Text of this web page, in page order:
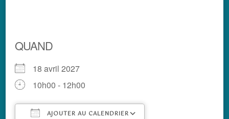
QUAND
18 avril 2027
10h00 - 12h00
AJOUTER AU CALENDRIER